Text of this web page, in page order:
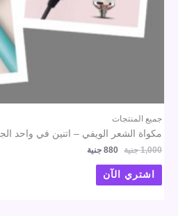
جميع المنتجات
مكواة الشعر الويفي – اتنين في واحد
1,000 جنية 880 جنية
اشتري الآن